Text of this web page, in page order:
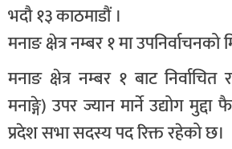
भदौ १३ काठमाडौं ।
मनाङ क्षेत्र नम्बर १ मा
मनाङ क्षेत्र नम्बर १ बाट
मनाङ्गे) उपर ज्यान मार्ने उद्योग
प्रदेश सभा सदस्य पद रिक्त रहेको छ।